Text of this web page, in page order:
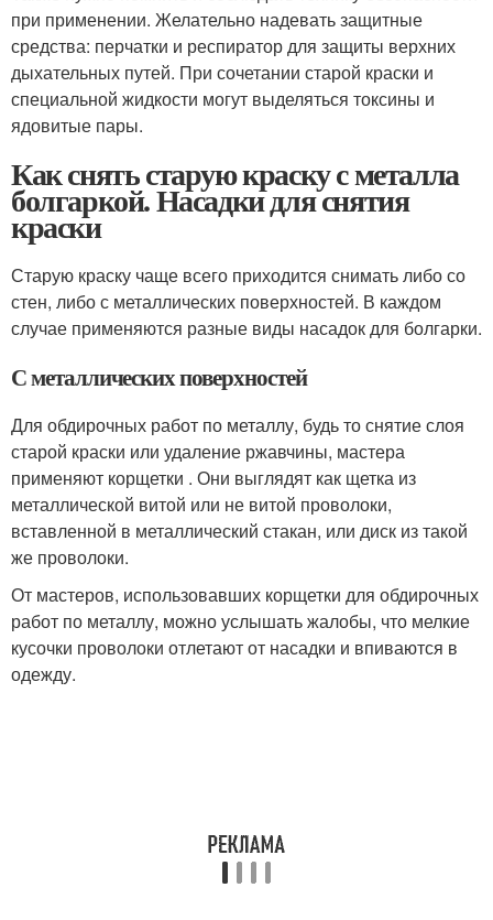
при применении. Желательно надевать защитные
средства: перчатки и респиратор для защиты верхних
дыхательных путей. При сочетании старой краски и
специальной жидкости могут выделяться токсины и
ядовитые пары.
Как снять старую краску с металла
болгаркой. Насадки для снятия
краски
Старую краску чаще всего приходится снимать либо со
стен, либо с металлических поверхностей. В каждом
случае применяются разные виды насадок для болгарки.
С металлических поверхностей
Для обдирочных работ по металлу, будь то снятие слоя
старой краски или удаление ржавчины, мастера
применяют корщетки . Они выглядят как щетка из
металлической витой или не витой проволоки,
вставленной в металлический стакан, или диск из такой
же проволоки.
От мастеров, использовавших корщетки для обдирочных
работ по металлу, можно услышать жалобы, что мелкие
кусочки проволоки отлетают от насадки и впиваются в
одежду.